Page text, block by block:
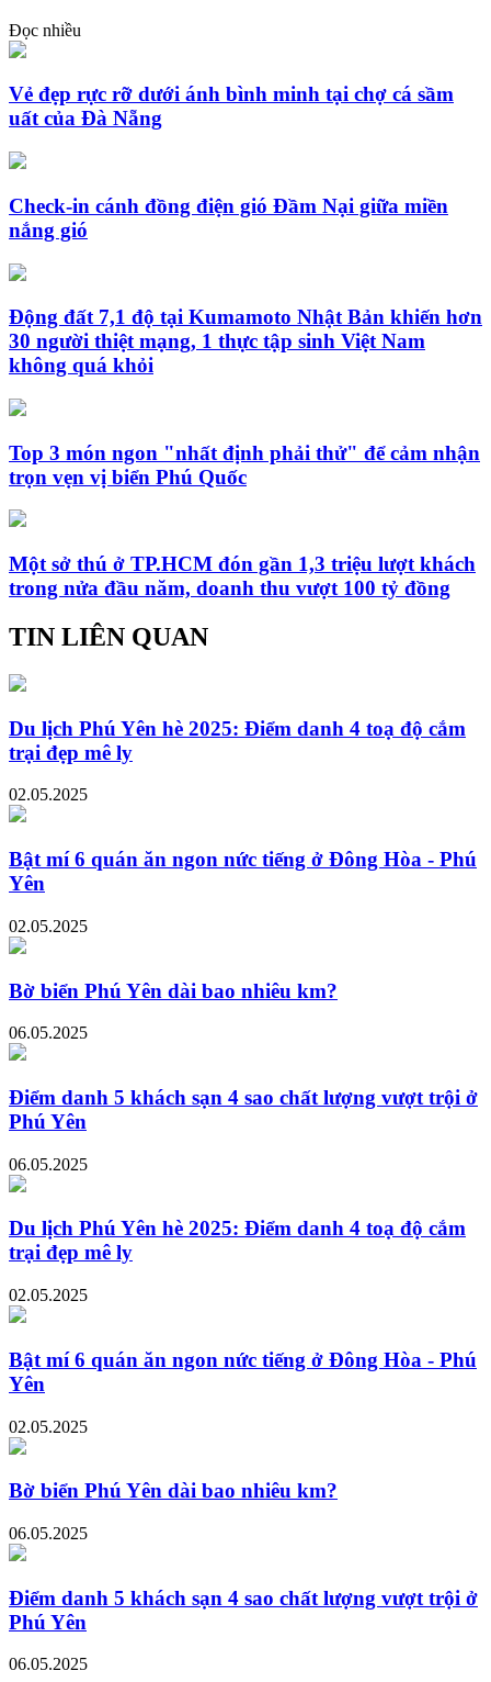
Đọc nhiều
Vẻ đẹp rực rỡ dưới ánh bình minh tại chợ cá sầm
uất của Đà Nẵng
Check-in cánh đồng điện gió Đầm Nại giữa miền
nắng gió
Động đất 7,1 độ tại Kumamoto Nhật Bản khiến hơn
30 người thiệt mạng, 1 thực tập sinh Việt Nam
không quá khỏi
Top 3 món ngon "nhất định phải thử" để cảm nhận
trọn vẹn vị biển Phú Quốc
Một sở thú ở TP.HCM đón gần 1,3 triệu lượt khách
trong nửa đầu năm, doanh thu vượt 100 tỷ đồng
TIN LIÊN QUAN
Du lịch Phú Yên hè 2025: Điểm danh 4 toạ độ cắm
trại đẹp mê ly
02.05.2025
Bật mí 6 quán ăn ngon nức tiếng ở Đông Hòa - Phú
Yên
02.05.2025
Bờ biển Phú Yên dài bao nhiêu km?
06.05.2025
Điểm danh 5 khách sạn 4 sao chất lượng vượt trội ở
Phú Yên
06.05.2025
Du lịch Phú Yên hè 2025: Điểm danh 4 toạ độ cắm
trại đẹp mê ly
02.05.2025
Bật mí 6 quán ăn ngon nức tiếng ở Đông Hòa - Phú
Yên
02.05.2025
Bờ biển Phú Yên dài bao nhiêu km?
06.05.2025
Điểm danh 5 khách sạn 4 sao chất lượng vượt trội ở
Phú Yên
06.05.2025